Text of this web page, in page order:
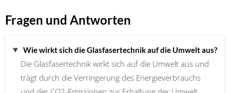
Fragen und Antworten
Wie wirkt sich die Glasfasertechnik auf die Umwelt aus?
Die Glasfasertechnik wirkt sich auf die Umwelt aus und
trägt durch die Verringerung des Energieverbrauchs